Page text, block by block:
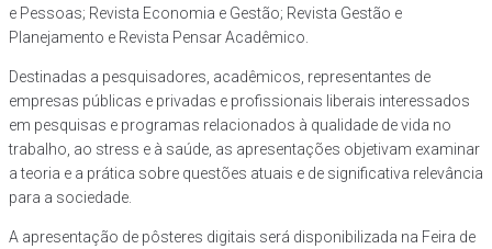
e Pessoas; Revista Economia e Gestão; Revista Gestão e
Planejamento e Revista Pensar Acadêmico.
Destinadas a pesquisadores, acadêmicos, representantes de
empresas públicas e privadas e profissionais liberais interessados
em pesquisas e programas relacionados à qualidade de vida no
trabalho, ao stress e à saúde, as apresentações objetivam examinar
a teoria e a prática sobre questões atuais e de significativa relevância
para a sociedade.
A apresentação de pôsteres digitais será disponibilizada na Feira de